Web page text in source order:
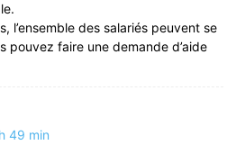
l’ensemble des salariés peuvent se
pouvez faire une demande d’aide
49 min